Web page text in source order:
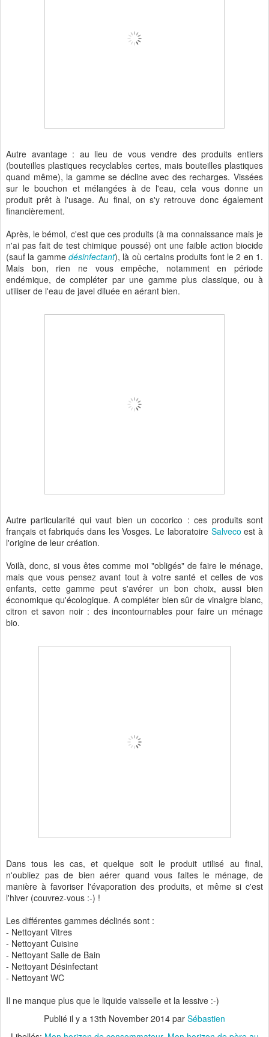
Autre avantage : au lieu de vous vendre des produits entiers
(bouteilles plastiques recyclables certes, mais bouteilles plastiques
quand même), la gamme se décline avec des recharges. Vissées
sur le bouchon et mélangées à de l'eau, cela vous donne un
produit prêt à l'usage. Au final, on s'y retrouve donc également
financièrement.
Après, le bémol, c'est que ces produits (à ma connaissance mais je
n'ai pas fait de test chimique poussé) ont une faible action biocide
(sauf la gamme désinfectant), là où certains produits font le 2 en 1.
Mais bon, rien ne vous empêche, notamment en période
endémique, de compléter par une gamme plus classique, ou à
utiliser de l'eau de javel diluée en aérant bien.
Autre particularité qui vaut bien un cocorico : ces produits sont
français et fabriqués dans les Vosges. Le laboratoire Salveco est à
l'origine de leur création.
Voilà, donc, si vous êtes comme moi "obligés" de faire le ménage,
mais que vous pensez avant tout à votre santé et celles de vos
enfants, cette gamme peut s'avérer un bon choix, aussi bien
économique qu'écologique. A compléter bien sûr de vinaigre blanc,
citron et savon noir : des incontournables pour faire un ménage
bio.
Dans tous les cas, et quelque soit le produit utilisé au final,
n'oubliez pas de bien aérer quand vous faites le ménage, de
manière à favoriser l'évaporation des produits, et même si c'est
l'hiver (couvrez-vous :-) !
Les différentes gammes déclinés sont :
- Nettoyant Vitres
- Nettoyant Cuisine
- Nettoyant Salle de Bain
- Nettoyant Désinfectant
- Nettoyant WC
Il ne manque plus que le liquide vaisselle et la lessive :-)
Publié il y a 13th November 2014 par Sébastien